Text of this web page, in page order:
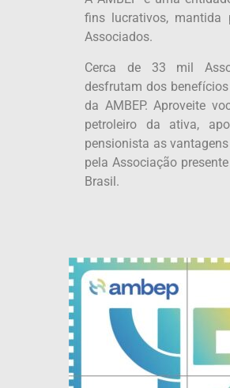
fins lucrativos, mantida
Associados.
Cerca de 33 mil
desfrutam dos
da AMBEP. Aproveite
petroleiro da ativa,
pensionista as
pela Associação
Brasil.